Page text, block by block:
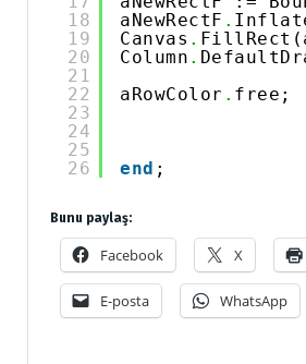
18
19
20
21
22
23
24
25
26
aNewRectF .
Canvas .
Column .
aRowColor . free;
end ;
Bunu paylaş:
Facebook X
E-posta WhatsApp